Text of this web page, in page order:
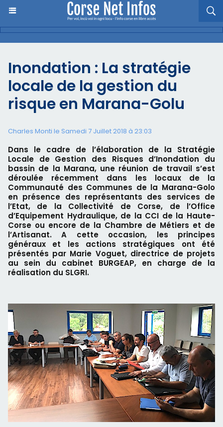
Inondation : La stratégie
locale de la gestion du
risque en Marana-Golu
Charles Monti le Samedi 7 Juillet 2018 à 23:03
Dans le cadre de l’élaboration de la Stratégie
Locale de Gestion des Risques d’Inondation du
bassin de la Marana, une réunion de travail s’est
déroulée récemment dans les locaux de la
Communauté des Communes de la Marana-Golo
en présence des représentants des services de
l’Etat, de la Collectivité de Corse, de l’Office
d’Equipement Hydraulique, de la CCI de la Haute-
Corse ou encore de la Chambre de Métiers et de
l’Artisanat. A cette occasion, les principes
généraux et les actions stratégiques ont été
présentés par Marie Voguet, directrice de projets
au sein du cabinet BURGEAP, en charge de la
réalisation du SLGRI.